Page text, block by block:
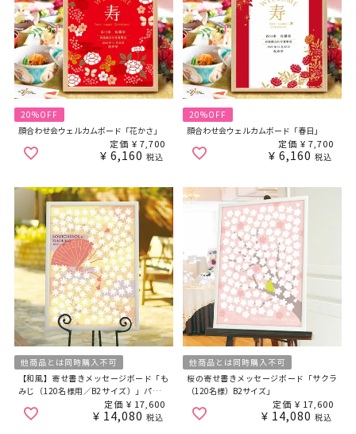
20%OFF
顔合わせ会ウェルカムボード「花かさ」
定価 ¥ 7,700
¥ 6,160 税込
20%OFF
顔合わせ会ウェルカムボード「春日」
定価 ¥ 7,700
¥ 6,160 税込
他商品とは同時購入不可
【和風】寄せ書きメッセージボード「も
みじ（120名様用／B2サイズ）」パーテ
定価 ¥ 17,600
¥ 14,080 税込
他商品とは同時購入不可
桜の寄せ書きメッセージボード「サクラ
（120名様）B2サイズ」
定価 ¥ 17,600
¥ 14,080 税込